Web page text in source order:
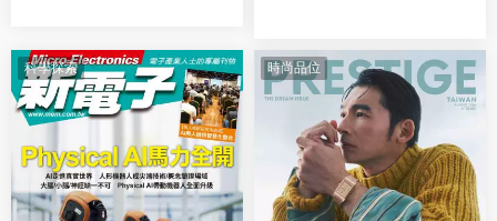
科學探索 時尚品位